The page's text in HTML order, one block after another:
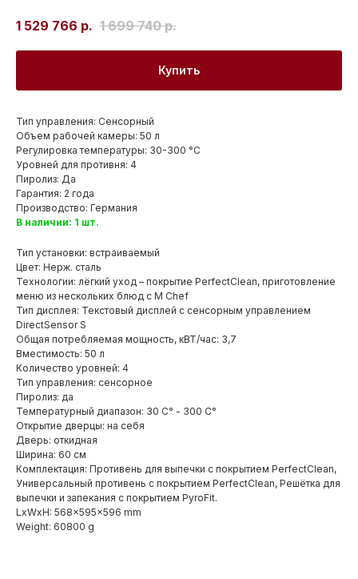
1 529 766 р. 1 699 740 р.
Купить
Тип управления: Сенсорный
Объем рабочей камеры: 50 л
Регулировка температуры: 30-300 °С
Уровней для противня: 4
Пиролиз: Да
Гарантия: 2 года
Производство: Германия
В наличии: 1 шт.
Тип установки: встраиваемый
Цвет: Нерж. сталь
Технологии: лёгкий уход – покрытие PerfectClean, приготовление
меню из нескольких блюд с M Chef
Тип дисплея: Текстовый дисплей с сенсорным управлением
DirectSensor S
Общая потребляемая мощность, кВТ/час: 3,7
Вместимость: 50 л
Количество уровней: 4
Тип управления: сенсорное
Пиролиз: да
Температурный диапазон: 30 C° - 300 C°
Открытие дверцы: на себя
Дверь: откидная
Ширина: 60 см
Комплектация: Противень для выпечки с покрытием PerfectClean,
Универсальный противень с покрытием PerfectClean, Решётка для
выпечки и запекания с покрытием PyroFit.
LxWxH: 568x595x596 mm
Weight: 60800 g